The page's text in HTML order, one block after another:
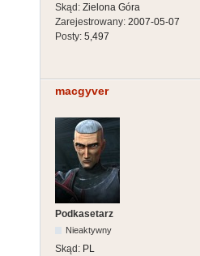
Skąd: Zielona Góra
Zarejestrowany: 2007-05-07
Posty: 5,497
macgyver
Podkasetarz
Nieaktywny
Skąd: PL